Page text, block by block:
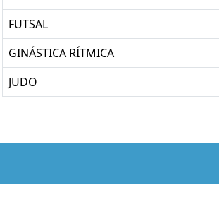
FUTSAL
GINÁSTICA RÍTMICA
JUDO